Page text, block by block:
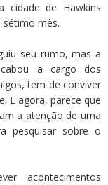
cidade de Hawkins
mês.
seu rumo, mas a
a cargo dos
tem de conviver
E agora, parece que
a atenção de uma
pesquisar sobre o
acontecimentos